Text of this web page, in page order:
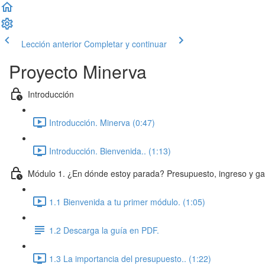
Lección anterior Completar y continuar
Proyecto Minerva
Introducción
Introducción. Minerva (0:47)
Introducción. Bienvenida.. (1:13)
Módulo 1. ¿En dónde estoy parada? Presupuesto, ingreso y
1.1 Bienvenida a tu primer módulo. (1:05)
1.2 Descarga la guía en PDF.
1.3 La importancia del presupuesto.. (1:22)